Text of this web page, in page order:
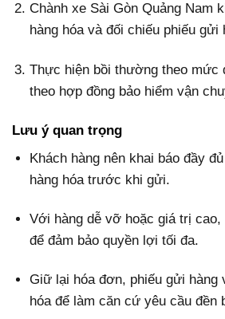
Chành xe Sài Gòn Quảng Nam
hàng hóa và đối chiếu phiếu gửi
Thực hiện bồi thường theo mức
theo hợp đồng bảo hiểm vận
Lưu ý quan trọng
Khách hàng nên khai báo đầy
hàng hóa trước khi gửi.
Với hàng dễ vỡ hoặc giá trị cao,
để đảm bảo quyền lợi tối đa.
Giữ lại hóa đơn, phiếu gửi hàng
hóa để làm căn cứ yêu cầu đền